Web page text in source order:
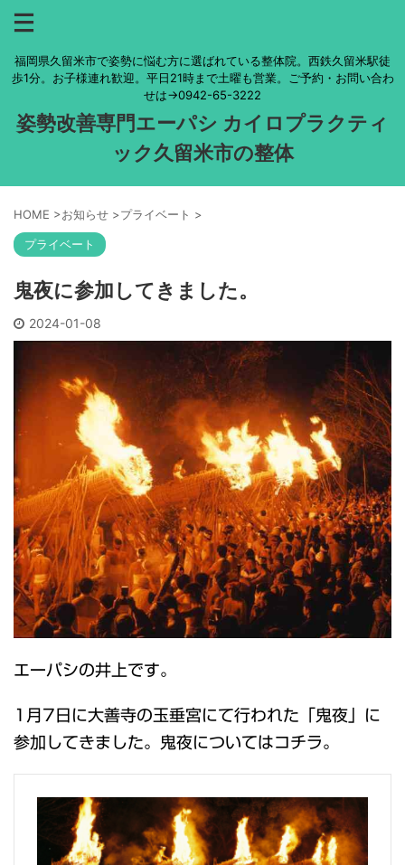
福岡県久留米市で姿勢に悩む方に選ばれている整体院。西鉄久留米駅徒
歩1分。お子様連れ歓迎。平日21時まで土曜も営業。ご予約・お問い合わ
せは→0942-65-3222
姿勢改善専門エーパシ カイロプラクティ
ック久留米市の整体
HOME >お知らせ >プライベート >
プライベート
鬼夜に参加してきました。
2024-01-08
エーパシの井上です。
1月7日に大善寺の玉垂宮にて行われた「鬼夜」に
参加してきました。鬼夜についてはコチラ。